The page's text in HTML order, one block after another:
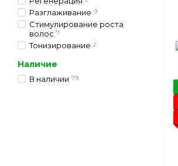
Разглаживание 9
Стимулирование роста
волос 7
Тонизирование 2
Наличие
В наличии 79